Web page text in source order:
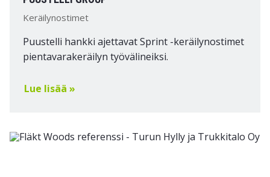
Keräilynostimet
Puustelli hankki ajettavat Sprint -keräilynostimet
pientavarakeräilyn työvälineiksi.
Lue lisää »